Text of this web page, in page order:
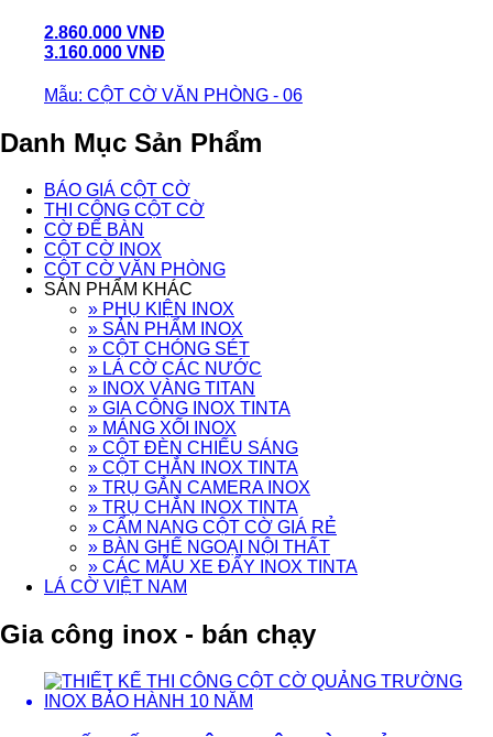
2.860.000 VNĐ
3.160.000 VNĐ
Mẫu: CỘT CỜ VĂN PHÒNG - 06
Danh Mục Sản Phẩm
BÁO GIÁ CỘT CỜ
THI CÔNG CỘT CỜ
CỜ ĐỂ BÀN
CỘT CỜ INOX
CỘT CỜ VĂN PHÒNG
SẢN PHẨM KHÁC
» PHỤ KIỆN INOX
» SẢN PHẨM INOX
» CỘT CHÓNG SÉT
» LÁ CỜ CÁC NƯỚC
» INOX VÀNG TITAN
» GIA CÔNG INOX TINTA
» MÁNG XỐI INOX
» CỘT ĐÈN CHIẾU SÁNG
» CỘT CHẮN INOX TINTA
» TRỤ GẮN CAMERA INOX
» TRỤ CHẮN INOX TINTA
» CẨM NANG CỘT CỜ GIÁ RẺ
» BÀN GHẾ NGOẠI NỘI THẤT
» CÁC MẪU XE ĐẨY INOX TINTA
LÁ CỜ VIỆT NAM
Gia công inox - bán chạy